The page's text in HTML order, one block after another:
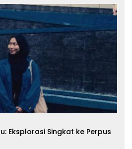
Eksplorasi Singkat ke Perpus